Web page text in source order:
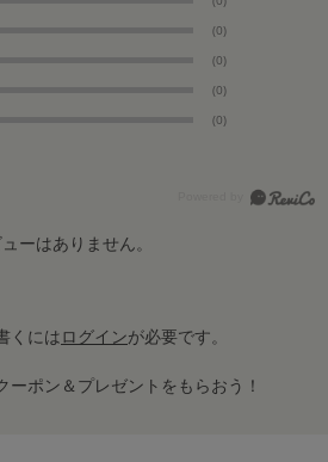
(0)
(0)
(0)
(0)
ーはありません。
くにはログインが必要です。
ーポン＆プレゼントをもらおう！